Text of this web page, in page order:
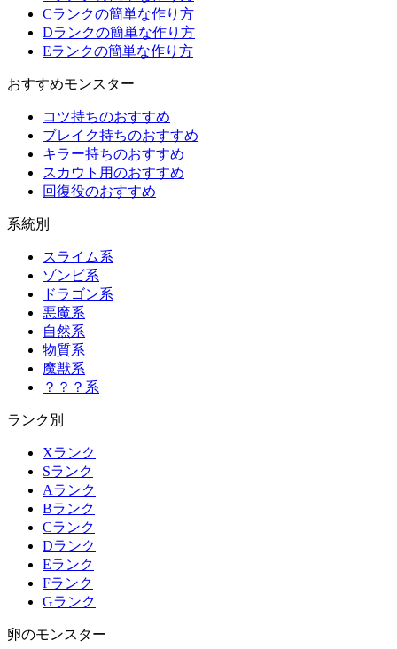
Cランクの簡単な作り方
Dランクの簡単な作り方
Eランクの簡単な作り方
おすすめモンスター
コツ持ちのおすすめ
ブレイク持ちのおすすめ
キラー持ちのおすすめ
スカウト用のおすすめ
回復役のおすすめ
系統別
スライム系
ゾンビ系
ドラゴン系
悪魔系
自然系
物質系
魔獣系
？？？系
ランク別
Xランク
Sランク
Aランク
Bランク
Cランク
Dランク
Eランク
Fランク
Gランク
卵のモンスター